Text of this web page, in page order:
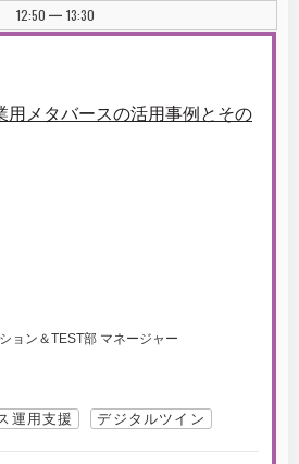
12:50 | 13:30
用メタバースの活用事例とその
ョン＆TEST部 マネージャー
運用支援 デジタルツイン